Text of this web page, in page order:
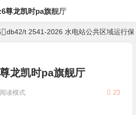
尊龙凯时pa旗舰厅
db42/t 2541-2026 水电站公共区域运行
龙凯时pa旗舰厅
23
阅读模式